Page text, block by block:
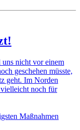
nicht vor einem
geschehen müsste,
geht. Im Norden
noch für